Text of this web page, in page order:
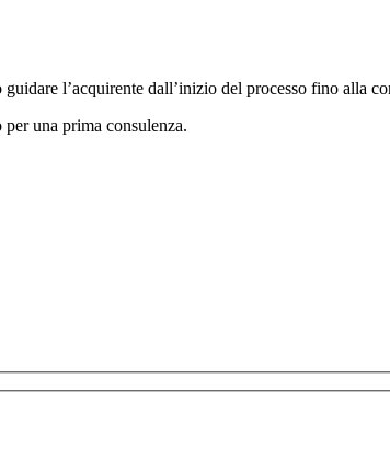
l’acquirente dall’inizio del processo fino alla
per una prima consulenza.